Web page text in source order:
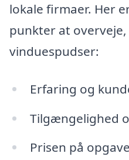
lokale firmaer. Her
punkter at
vinduespudser:
Erfaring og
Tilgængelighed
Prisen på